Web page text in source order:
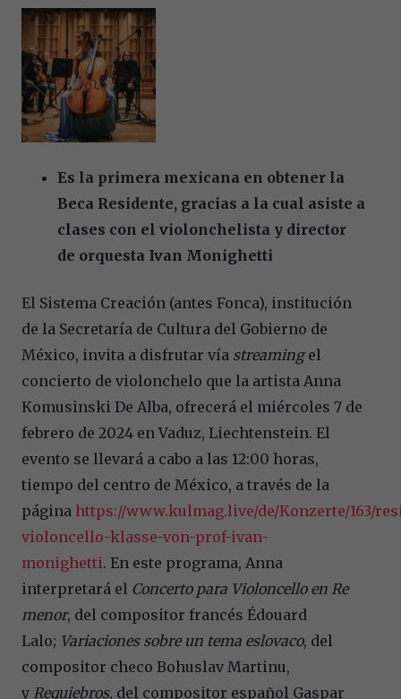
Es la primera mexicana en obtener la
Beca Residente, gracias a la cual asiste a
clases con el violonchelista y director
de orquesta Ivan Monighetti
El Sistema Creación (antes Fonca), institución
de la Secretaría de Cultura del Gobierno de
México, invita a disfrutar vía streamingel
concierto de violonchelo que la artista Anna
Komusinski De Alba, ofrecerá el miércoles 7 de
febrero de 2024 en Vaduz, Liechtenstein. El
evento se llevará a cabo a las 12:00 horas,
tiempo del centro de México, a través de la
página https://www.kulmag.live/de/Konzerte/163/
violoncello-klasse-von-prof-ivan-
monighetti. En este programa, Anna
interpretará el Concerto para Violoncello en Re
menor, del compositor francés Édouard
Lalo; Variaciones sobre un tema eslovaco, del
compositor checo Bohuslav Martinu,
y Requiebros, del compositor español Gaspar